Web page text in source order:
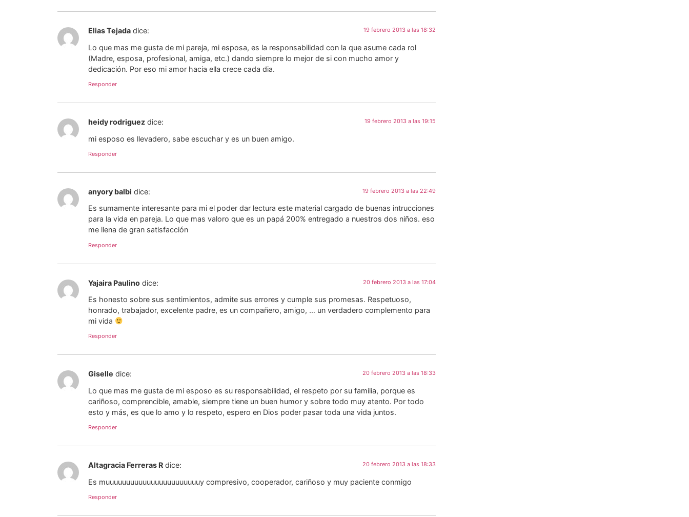
Elias Tejada dice: 19 febrero 2013 a las 18:32
Lo que mas me gusta de mi pareja, mi esposa, es la responsabilidad con la que asume cada rol
(Madre, esposa, profesional, amiga, etc.) dando siempre lo mejor de si con mucho amor y
dedicación. Por eso mi amor hacia ella crece cada dia.
Responder
heidy rodriguez dice: 19 febrero 2013 a las 19:15
mi esposo es llevadero, sabe escuchar y es un buen amigo.
Responder
anyory balbi dice: 19 febrero 2013 a las 22:49
Es sumamente interesante para mi el poder dar lectura este material cargado de buenas intrucciones
para la vida en pareja. Lo que mas valoro que es un papá 200% entregado a nuestros dos niños. eso
me llena de gran satisfacción
Responder
Yajaira Paulino dice: 20 febrero 2013 a las 17:04
Es honesto sobre sus sentimientos, admite sus errores y cumple sus promesas. Respetuoso,
honrado, trabajador, excelente padre, es un compañero, amigo, … un verdadero complemento para
mi vida
Responder
Giselle dice: 20 febrero 2013 a las 18:33
Lo que mas me gusta de mi esposo es su responsabilidad, el respeto por su familia, porque es
cariñoso, comprencible, amable, siempre tiene un buen humor y sobre todo muy atento. Por todo
esto y más, es que lo amo y lo respeto, espero en Dios poder pasar toda una vida juntos.
Responder
Altagracia Ferreras R dice: 20 febrero 2013 a las 18:33
Es muuuuuuuuuuuuuuuuuuuuuuuy compresivo, cooperador, cariñoso y muy paciente conmigo
Responder